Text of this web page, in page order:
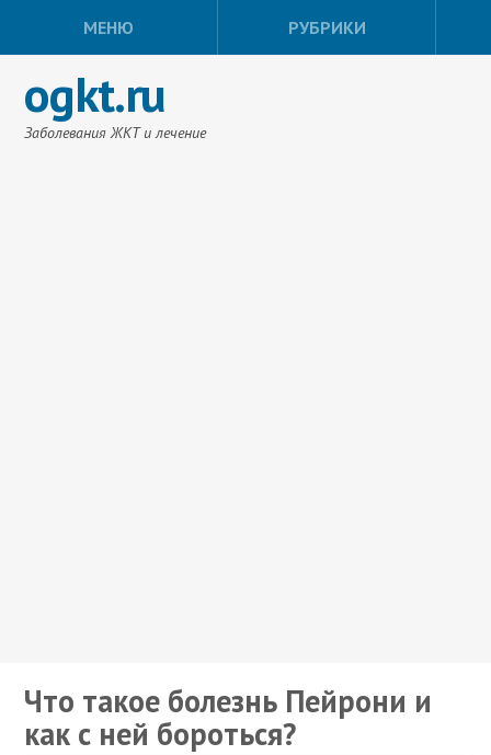
МЕНЮ РУБРИКИ
ogkt.ru
Заболевания ЖКТ и лечение
Что такое болезнь Пейрони и
как с ней бороться?